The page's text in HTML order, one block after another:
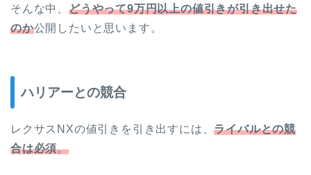
そんな中、 どうやって9万円以上の値引きが引き出せた
のか公開したいと思います。
ハリアーとの競合
レクサスNXの値引きを引き出すには、ライバルとの競
合は必須。